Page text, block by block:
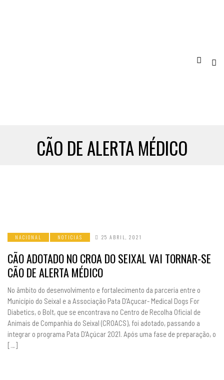
CÃO DE ALERTA MÉDICO
NACIONAL NOTICIAS 25 ABRIL, 2021
CÃO ADOTADO NO CROA DO SEIXAL VAI TORNAR-SE
CÃO DE ALERTA MÉDICO
No âmbito do desenvolvimento e fortalecimento da parceria entre o
Município do Seixal e a Associação Pata D’Açucar- Medical Dogs For
Diabetics, o Bolt, que se encontrava no Centro de Recolha Oficial de
Animais de Companhia do Seixal (CROACS), foi adotado, passando a
integrar o programa Pata D’Açúcar 2021. Após uma fase de preparação, o
[…]